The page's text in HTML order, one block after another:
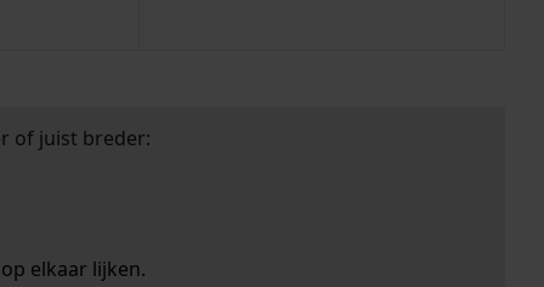
of juist breder:
elkaar lijken.